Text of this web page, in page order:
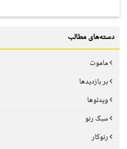
دسته‌های مطالب
ماموت
پر بازدیدها
ویدئوها
سبک رنو
رنوکار